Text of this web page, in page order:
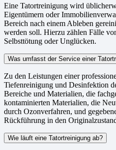
Eine Tatortreinigung wird
Eigentümern oder
Bereich nach einem Ableben
werden soll. Hierzu zählen Fälle
Selbsttötung oder Unglücken.
Was umfasst der Service einer
Zu den Leistungen einer
Tiefenreinigung und Desinfektion
Bereiche und Materialien, die
kontaminierten Materialien, die
durch Ozonverfahren, und
Rückführung in den
Wie läuft eine Tatortreinigung ab?